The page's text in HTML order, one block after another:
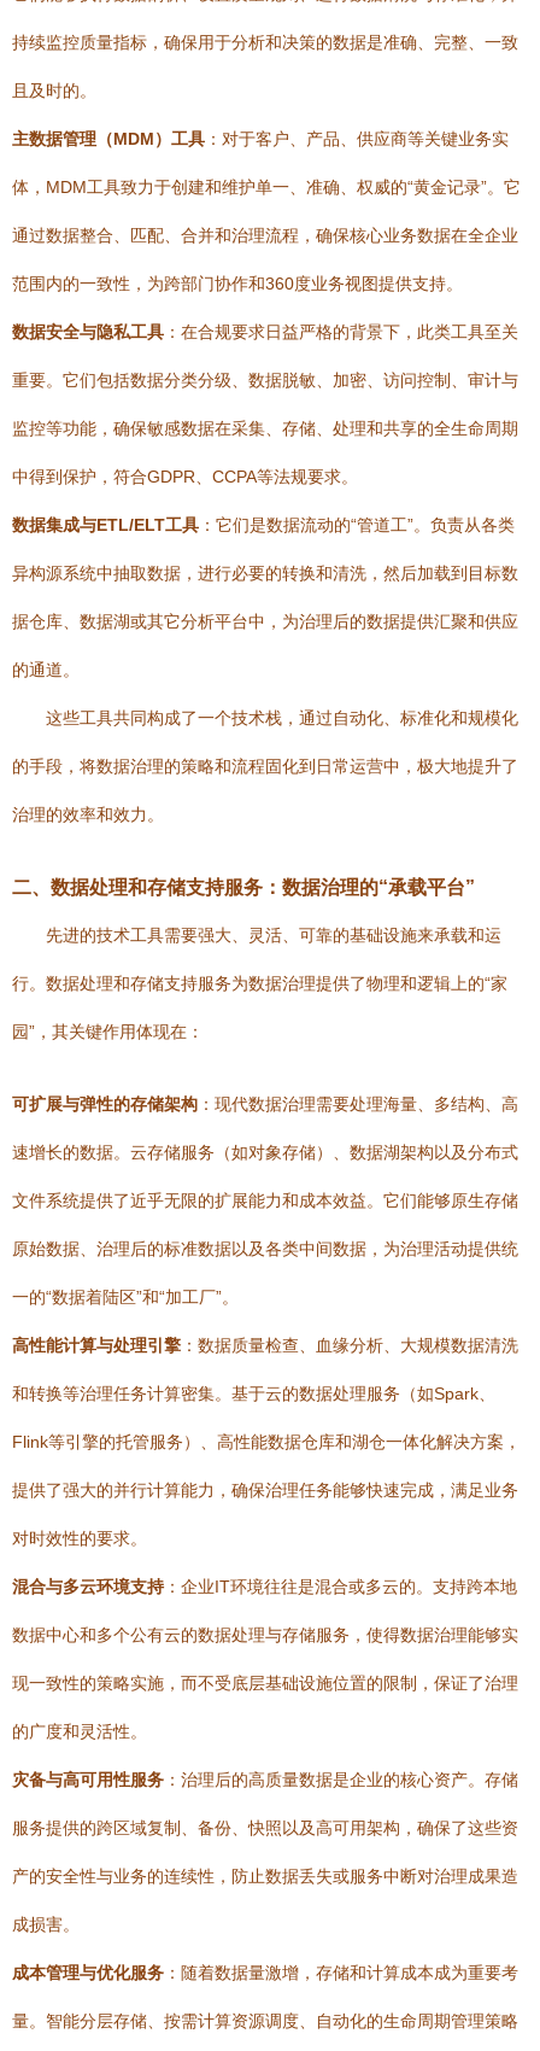
持续监控质量指标，确保用于分析和决策的数据是准确、完整、一致
且及时的。
主数据管理（MDM）工具 ：对于客户、产品、供应商等关键业务实
体，MDM工具致力于创建和维护单一、准确、权威的“黄金记录”。它
通过数据整合、匹配、合并和治理流程，确保核心业务数据在全企业
范围内的一致性，为跨部门协作和360度业务视图提供支持。
数据安全与隐私工具 ：在合规要求日益严格的背景下，此类工具至关
重要。它们包括数据分类分级、数据脱敏、加密、访问控制、审计与
监控等功能，确保敏感数据在采集、存储、处理和共享的全生命周期
中得到保护，符合GDPR、CCPA等法规要求。
数据集成与ETL/ELT工具 ：它们是数据流动的“管道工”。负责从各类
异构源系统中抽取数据，进行必要的转换和清洗，然后加载到目标数
据仓库、数据湖或其它分析平台中，为治理后的数据提供汇聚和供应
的通道。
这些工具共同构成了一个技术栈，通过自动化、标准化和规模化
的手段，将数据治理的策略和流程固化到日常运营中，极大地提升了
治理的效率和效力。
二、数据处理和存储支持服务：数据治理的“承载平台”
先进的技术工具需要强大、灵活、可靠的基础设施来承载和运
行。数据处理和存储支持服务为数据治理提供了物理和逻辑上的“家
园”，其关键作用体现在：
可扩展与弹性的存储架构 ：现代数据治理需要处理海量、多结构、高
速增长的数据。云存储服务（如对象存储）、数据湖架构以及分布式
文件系统提供了近乎无限的扩展能力和成本效益。它们能够原生存储
原始数据、治理后的标准数据以及各类中间数据，为治理活动提供统
一的“数据着陆区”和“加工厂”。
高性能计算与处理引擎 ：数据质量检查、血缘分析、大规模数据清洗
和转换等治理任务计算密集。基于云的数据处理服务（如Spark、
Flink等引擎的托管服务）、高性能数据仓库和湖仓一体化解决方案，
提供了强大的并行计算能力，确保治理任务能够快速完成，满足业务
对时效性的要求。
混合与多云环境支持：企业IT环境往往是混合或多云的。支持跨本地
数据中心和多个公有云的数据处理与存储服务，使得数据治理能够实
现一致性的策略实施，而不受底层基础设施位置的限制，保证了治理
的广度和灵活性。
灾备与高可用性服务 ：治理后的高质量数据是企业的核心资产。存储
服务提供的跨区域复制、备份、快照以及高可用架构，确保了这些资
产的安全性与业务的连续性，防止数据丢失或服务中断对治理成果造
成损害。
成本管理与优化服务 ：随着数据量激增，存储和计算成本成为重要考
量。智能分层存储、按需计算资源调度、自动化的生命周期管理策略